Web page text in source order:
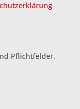
Pflichtfelder.